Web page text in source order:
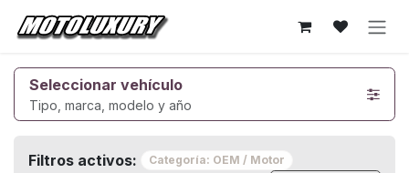
Ir al contenido
Seleccionar vehículo
Tipo, marca, modelo y año
Filtros activos: Categoría: OEM / Motor